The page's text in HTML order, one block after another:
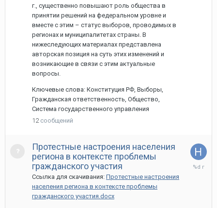
г., существенно повышают роль общества в
принятии решений на федеральном уровне и
вместе с этим – статус выборов, проводимых в
регионах и муниципалитетах страны. В
нижеследующих материалах представлена
авторская позиция на суть этих изменений и
возникающие в связи с этим актуальные
вопросы.
Ключевые слова: Конституция РФ, Выборы,
Гражданская ответственность, Общество,
Система государственного управления
12 сообщений
Протестные настроения населения
региона в контексте проблемы
гражданского участия
Ссылка для скачивания: Протестные настроения
населения региона в контексте проблемы
гражданского участия.docx
27